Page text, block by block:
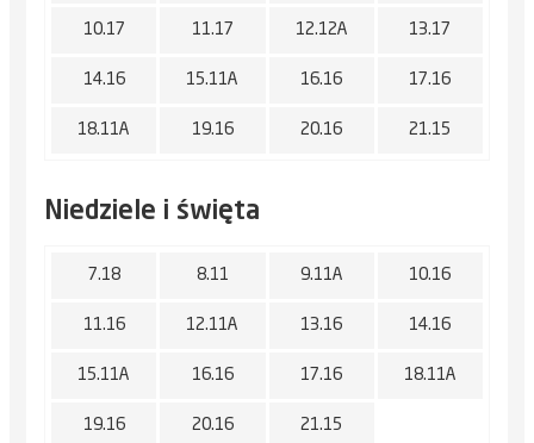
10.17 11.17 12.12A 13.17
14.16 15.11A 16.16 17.16
18.11A 19.16 20.16 21.15
Niedziele i święta
7.18 8.11 9.11A 10.16
11.16 12.11A 13.16 14.16
15.11A 16.16 17.16 18.11A
19.16 20.16 21.15